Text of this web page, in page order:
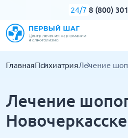
24/7 8 (800)
ГлавнаяПсихиатрияЛечение
Лечение
Новочеркасске